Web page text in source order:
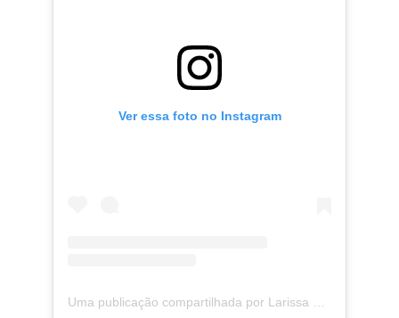
Ver essa foto no Instagram